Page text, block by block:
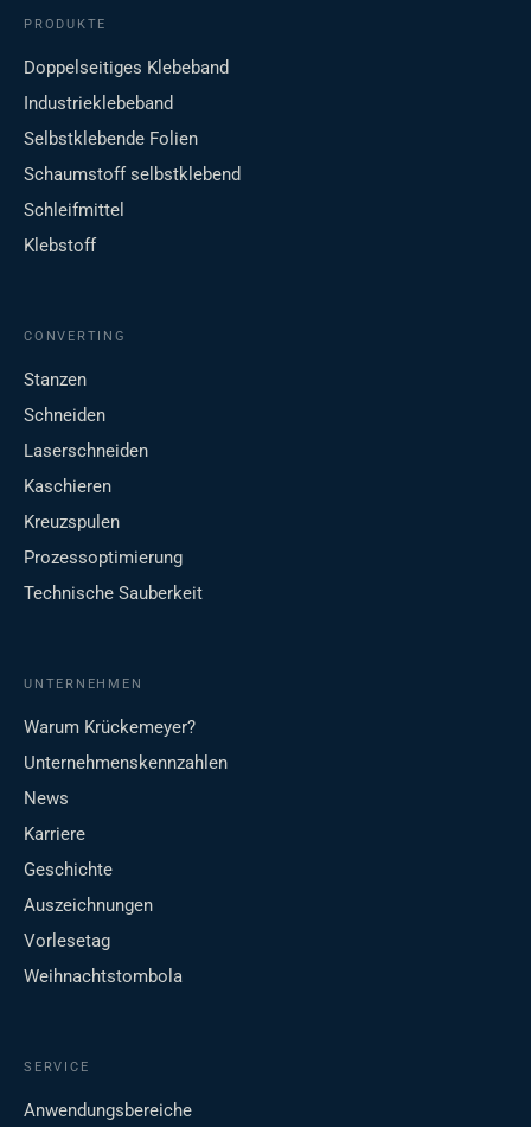
PRODUKTE
Doppelseitiges Klebeband
Industrieklebeband
Selbstklebende Folien
Schaumstoff selbstklebend
Schleifmittel
Klebstoff
CONVERTING
Stanzen
Schneiden
Laserschneiden
Kaschieren
Kreuzspulen
Prozessoptimierung
Technische Sauberkeit
UNTERNEHMEN
Warum Krückemeyer?
Unternehmenskennzahlen
News
Karriere
Geschichte
Auszeichnungen
Vorlesetag
Weihnachtstombola
SERVICE
Anwendungsbereiche